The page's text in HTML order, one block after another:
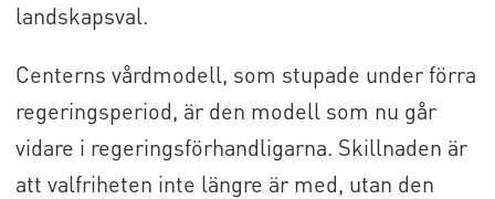
landskapsval.
Centerns vårdmodell, som stupade under förra
regeringsperiod, är den modell som nu går
vidare i regeringsförhandligarna. Skillnaden är
att valfriheten inte längre är med, utan den